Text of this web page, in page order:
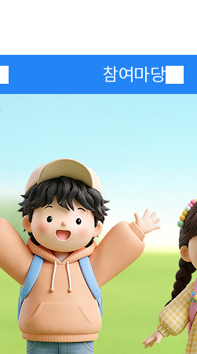
참여마당